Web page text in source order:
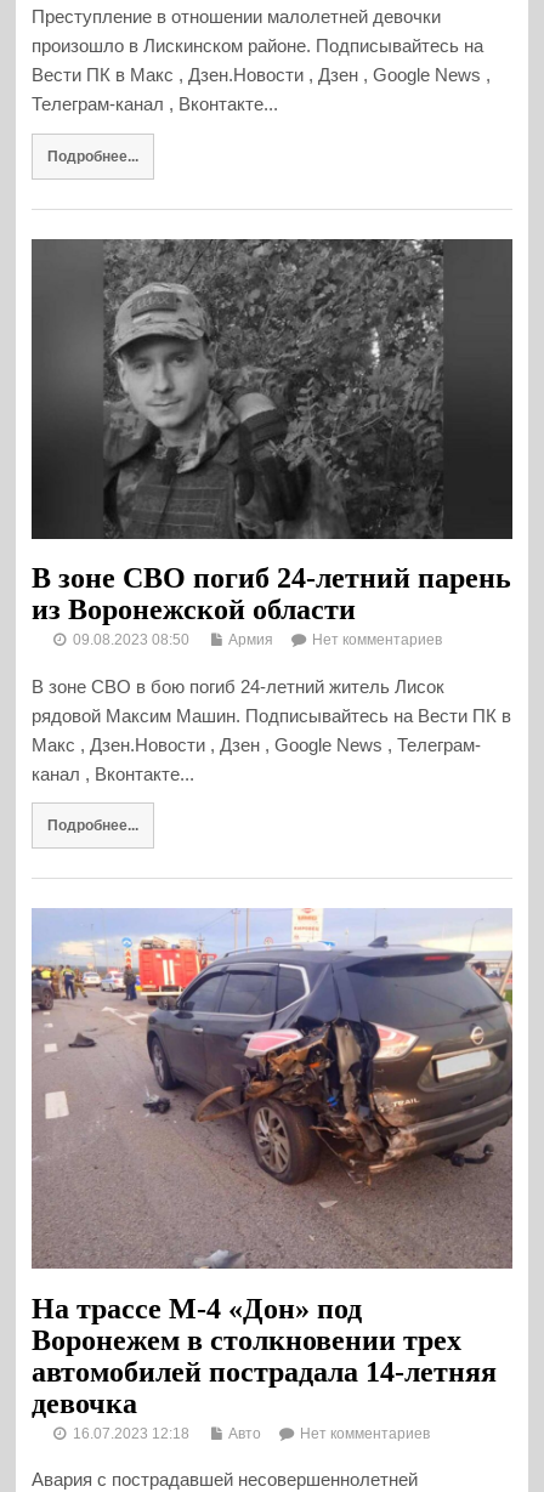
Преступление в отношении малолетней девочки
произошло в Лискинском районе. Подписывайтесь на
Вести ПК в Макс , Дзен.Новости , Дзен , Google News ,
Телеграм-канал , Вконтакте...
Подробнее...
В зоне СВО погиб 24-летний парень
из Воронежской области
09.08.2023 08:50 Армия Нет комментариев
В зоне СВО в бою погиб 24-летний житель Лисок
рядовой Максим Машин. Подписывайтесь на Вести ПК в
Макс , Дзен.Новости , Дзен , Google News , Телеграм-
канал , Вконтакте...
Подробнее...
На трассе М-4 «Дон» под
Воронежем в столкновении трех
автомобилей пострадала 14-летняя
девочка
16.07.2023 12:18 Авто Нет комментариев
Авария с пострадавшей несовершеннолетней